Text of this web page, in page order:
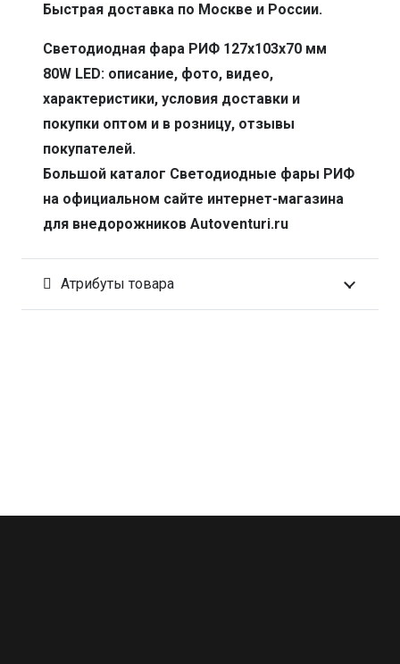
Быстрая доставка по Москве и России.
Светодиодная фара РИФ 127х103х70 мм
80W LED: описание, фото, видео,
характеристики, условия доставки и
покупки оптом и в розницу, отзывы
покупателей.
Большой каталог Светодиодные фары РИФ
на официальном сайте интернет-магазина
для внедорожников Autoventuri.ru
Атрибуты товара